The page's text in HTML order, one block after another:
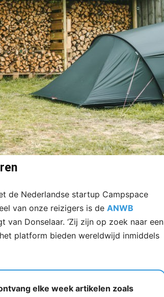
de Nederlandse startup Campspace
van onze reizigers is de ANWB
van Donselaar. ‘Zij zijn op zoek naar een
platform bieden wereldwijd inmiddels
elke week artikelen zoals